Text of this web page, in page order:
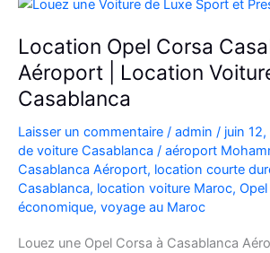
Location Opel Corsa
Aéroport | Location
Casablanca
Laisser un commentaire / admin / juin
de voiture Casablanca / aéroport
Casablanca Aéroport, location courte
Casablanca, location voiture Maroc,
économique, voyage au Maroc
Louez une Opel Corsa à Casablanca